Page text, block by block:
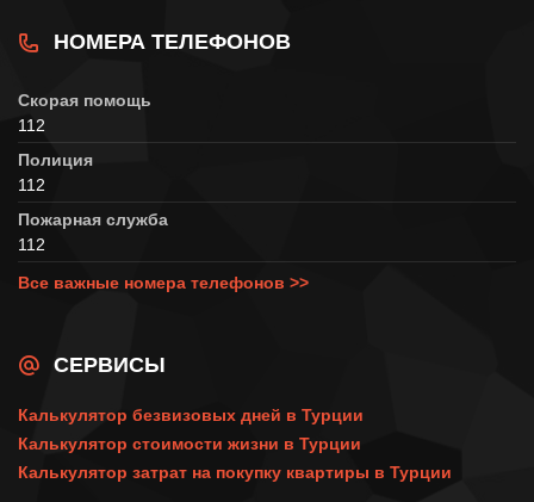
НОМЕРА ТЕЛЕФОНОВ
Скорая помощь
112
Полиция
112
Пожарная служба
112
Все важные номера телефонов >>
СЕРВИСЫ
Калькулятор безвизовых дней в Турции
Калькулятор стоимости жизни в Турции
Калькулятор затрат на покупку квартиры в Турции